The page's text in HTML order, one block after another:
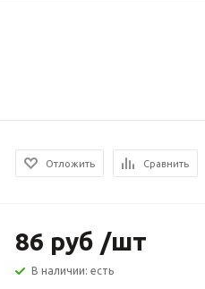
Отложить Сравнить
86 руб /шт
В наличии: есть